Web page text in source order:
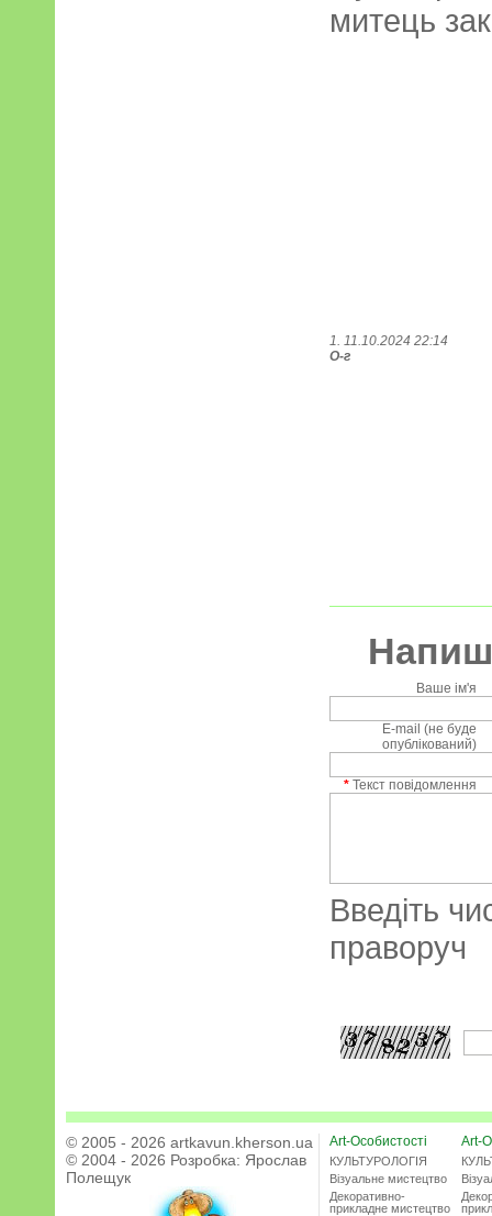
митець
1. 11.10.2024 22:14
О-г
Ваше ім'я
E-mail (не буде
опублікований)
* Текст повідомлення
Введіть
праворуч
© 2005 - 2026 artkavun.kherson.ua
© 2004 - 2026 Розробка: Ярослав
Полещук
Art-Особистості
КУЛЬТУРОЛОГІЯ
Візуальне мистецтво
Декоративно-
прикладне мистецтво
Art-